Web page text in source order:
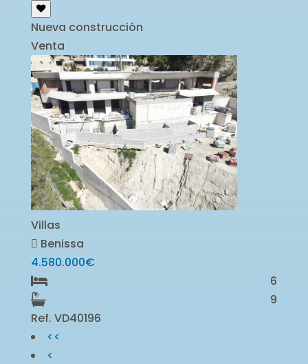
Nueva construcción
Venta
Villas
Benissa
4.580.000€
6
9
Ref. VD40196
<<
<